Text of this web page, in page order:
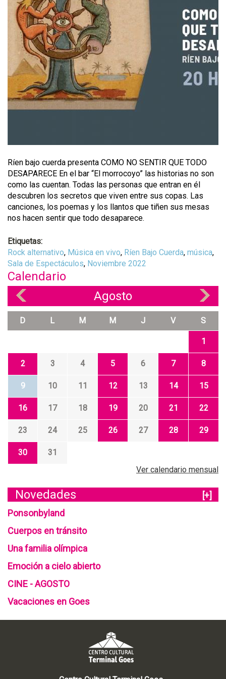
Ríen bajo cuerda presenta COMO NO SENTIR QUE TODO
DESAPARECE En el bar “El morrocoyo” las historias no son
como las cuentan. Todas las personas que entran en él
descubren los secretos que viven entre sus copas. Las
canciones, los poemas y los llantos que tiñen sus mesas
nos hacen sentir que todo desaparece.
Etiquetas:
Rock alternativo, Música en vivo, Ríen Bajo Cuerda, música,
Sala de Espectáculos, Noviembre 2022
Calendario
Agosto
D L M M J V S
1
2 3 4 5 6 7 8
9 10 11 12 13 14 15
16 17 18 19 20 21 22
23 24 25 26 27 28 29
30
31
Ver calendario mensual
Novedades
[+]
Ponsonbyland
Cuerpos en tránsito
Una familia olímpica
Emoción a cielo abierto
CINE - AGOSTO
Vacaciones en Goes